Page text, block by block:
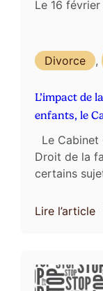
Le 16
Divorce ,
L’impact de
enfants, le
Le Cabinet
Droit de la
certains
en ...
Lire l’article